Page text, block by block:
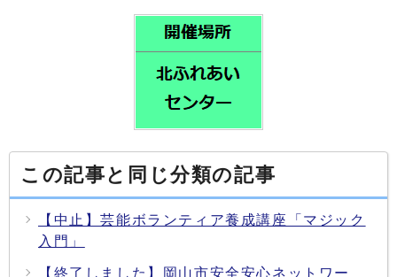
この記事と同じ分類の記事
【中止】芸能ボランティア養成講座「マジック
入門」
【終了しました】岡山市安全安心ネットワー